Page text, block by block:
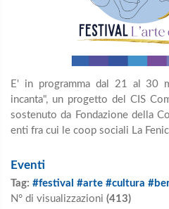
E' in programma dal 21 al 30
incanta", un progetto del CIS
sostenuto da Fondazione della
enti fra cui le coop sociali La
Eventi
Tag: #festival #arte #cultura
N° di visualizzazioni (413)